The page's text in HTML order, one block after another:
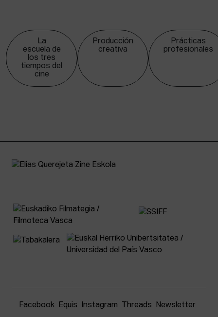
La
escuela de
los tres
tiempos del
cine
Producción
creativa
Prácticas
profesionales
Facebook Equis Instagram Threads Newsletter